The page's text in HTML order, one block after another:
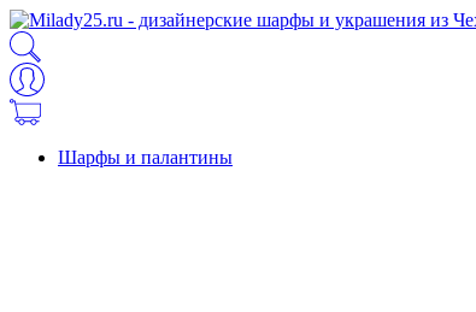
Шарфы и палантины